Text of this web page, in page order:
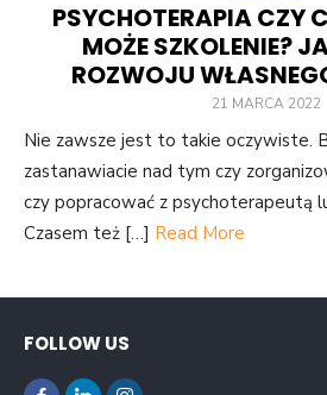
PSYCHOTERAPIA CZY
MOŻE SZKOLENIE?
ROZWOJU
21 MARCA 2022
Nie zawsze jest to takie oczywiste.
zastanawiacie nad tym czy
czy popracować z psychoterapeutą
Czasem też […] Read More
FOLLOW US